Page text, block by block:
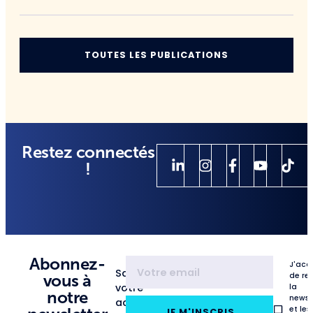
TOUTES LES PUBLICATIONS
Restez connectés
!
Abonnez-
vous à
notre
Saisissez
votre
adresse
de
la
et les